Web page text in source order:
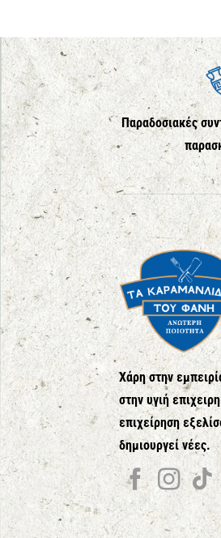
Παραδοσιακές
Χάρη στην
στην υγιή
επιχείρηση
δημιουργεί νέες.